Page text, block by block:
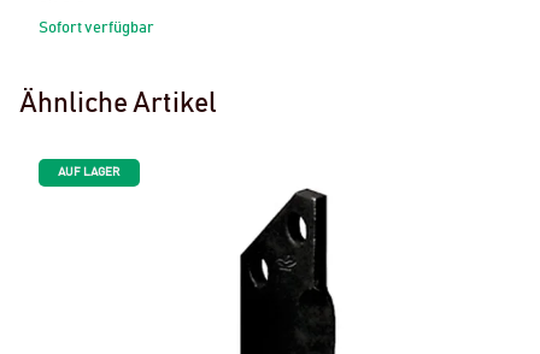
Sofort verfügbar
Ähnliche Artikel
AUF LAGER